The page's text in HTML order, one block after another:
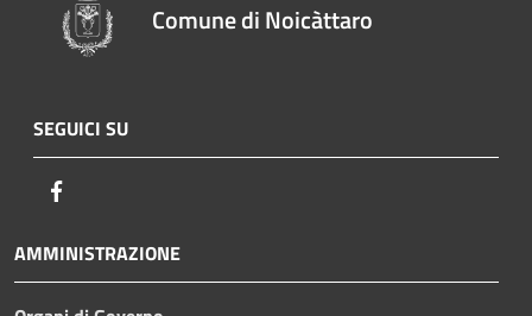
Comune di Noicàttaro
SEGUICI SU
AMMINISTRAZIONE